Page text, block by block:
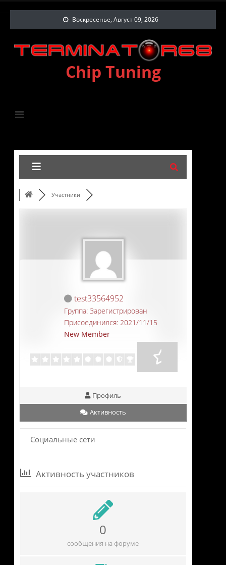
Воскресенье, Август 09, 2026
Chip Tuning
Участники
test33564952
Группа: Зарегистрирован
Присоединился: 2021/11/15
New Member
Профиль
Активность
Социальные сети
Активность участников
0
сообщения на форуме